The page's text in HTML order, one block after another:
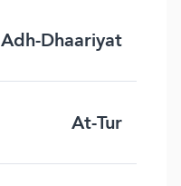
Adh-Dhaariyat
At-Tur